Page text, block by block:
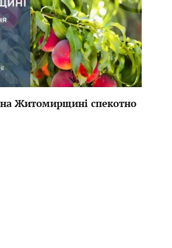
на Житомирщині спекотно